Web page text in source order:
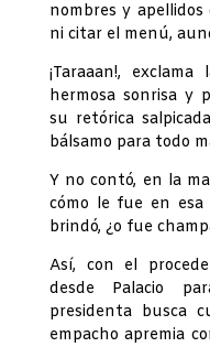
nombres y
ni citar el menú,
¡Taraaan!,
hermosa sonrisa y
su retórica
bálsamo para todo
Y no contó, en la
cómo le fue en
brindó, ¿o fue
Así, con el
desde Palacio
presidenta busca
empacho apremia